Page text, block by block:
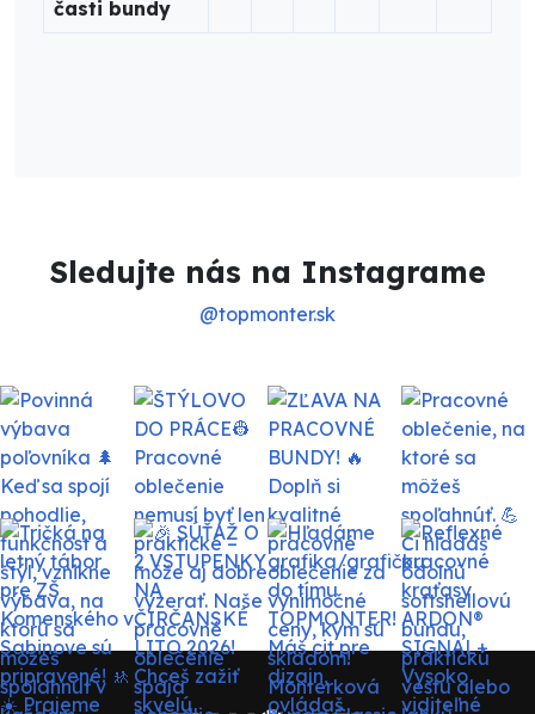
časti bundy
Sledujte nás na Instagrame
@topmonter.sk